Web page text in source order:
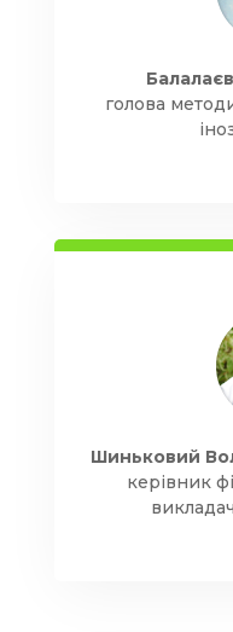
голова
Шиньковий
керівник